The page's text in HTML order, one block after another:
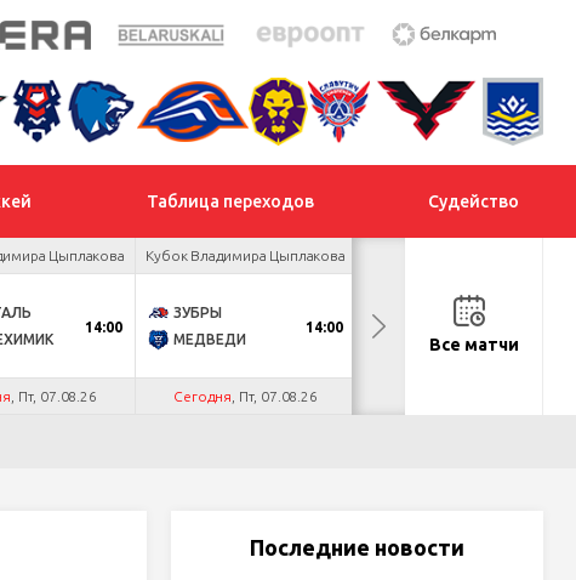
Таблица переходов Судейство
Цыплакова
14:00
, Пт, 07.08.26
Кубок Владимира Цыплакова
ЗУБРЫ
МЕДВЕДИ
14:00
Сегодня , Пт, 07.08.26
ДНМ-ШИННИК
ТАЙФУНВсе матчи
Последние новости